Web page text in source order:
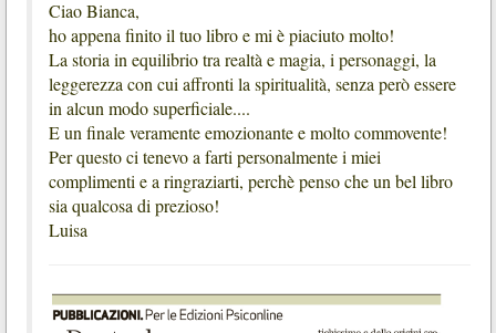
Ciao Bianca,
ho appena finito il tuo libro e mi è piaciuto molto!
La storia in equilibrio tra realtà e magia, i personaggi, la
leggerezza con cui affronti la spiritualità, senza però essere
in alcun modo superficiale....
E un finale veramente emozionante e molto commovente!
Per questo ci tenevo a farti personalmente i miei
complimenti e a ringraziarti, perchè penso che un bel libro
sia qualcosa di prezioso!
Luisa